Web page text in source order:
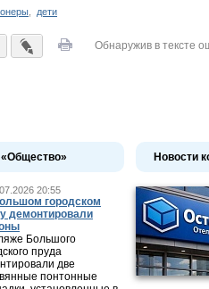
дети
Обнаружив в тексте
«Общество»
20:55
городском
демонтировали
Большого
пруда
две
понтонные
Новости